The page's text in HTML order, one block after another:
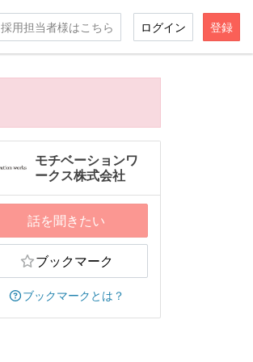
採用担当者様はこちら ログイン 登録
モチベーションワ
ークス株式会社
話を聞きたい
ブックマーク
ブックマークとは？